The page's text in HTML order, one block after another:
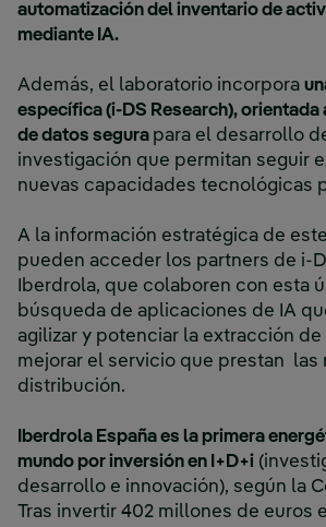
automatización del inventario de
mediante IA.
Además, el laboratorio incorpora
específica (i-DS Research),
de datos segura para el desarrollo
investigación que permitan seguir
nuevas capacidades tecnológicas
A la información estratégica de
pueden acceder los partners de i-
Iberdrola, que colaboren con esta
búsqueda de aplicaciones de IA
agilizar y potenciar la extracción de
mejorar el servicio que prestan las
distribución.
Iberdrola España es la primera
mundo por inversión en I+D+i
desarrollo e innovación), según la
Tras invertir 402 millones de euros